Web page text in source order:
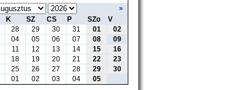
»
K SZ CS P SZo
V
28 29 30 31 01
02
04 05 06 07 08
09
11 12 13 14 15
16
18 19 20 21 22
23
25 26 27 28 29
30
01 02 03 04 05